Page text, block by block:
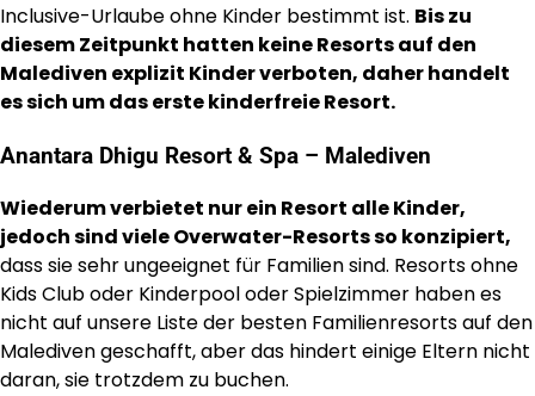
Inclusive-Urlaube ohne Kinder bestimmt ist. Bis zu
diesem Zeitpunkt hatten keine Resorts auf den
Malediven explizit Kinder verboten, daher handelt
es sich um das erste kinderfreie Resort.
Anantara Dhigu Resort & Spa – Malediven
Wiederum verbietet nur ein Resort alle Kinder,
jedoch sind viele Overwater-Resorts so konzipiert,
dass sie sehr ungeeignet für Familien sind. Resorts ohne
Kids Club oder Kinderpool oder Spielzimmer haben es
nicht auf unsere Liste der besten Familienresorts auf den
Malediven geschafft, aber das hindert einige Eltern nicht
daran, sie trotzdem zu buchen.